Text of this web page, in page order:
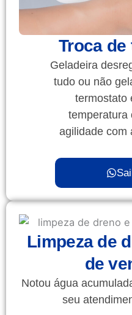
Troca
Geladeira
tudo ou não
termostato
temperatura
agilidade com
Limpeza de
de
Notou água
seu